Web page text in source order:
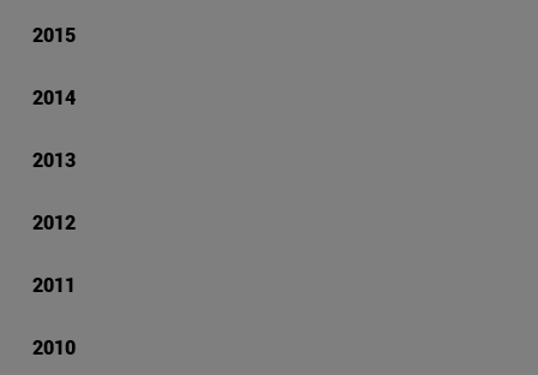
2015
2014
2013
2012
2011
2010